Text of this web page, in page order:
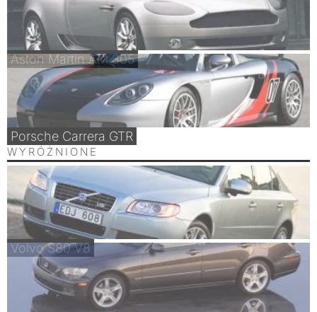
Aston Martin AM 305
Porsche Carrera GTR
WYRÓŻNIONE
Volvo S80 V8